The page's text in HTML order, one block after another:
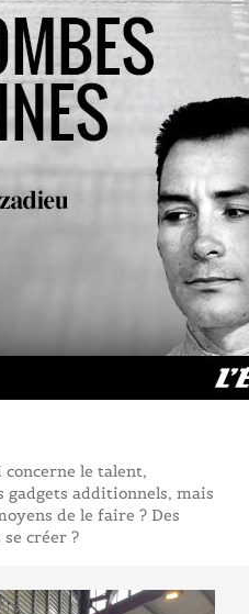
le talent,
gadgets additionnels, mais
de le faire ? Des
créer ?